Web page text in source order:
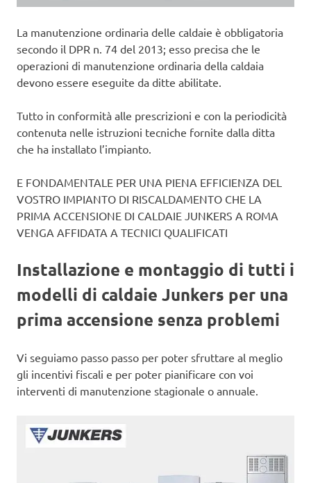
La manutenzione ordinaria delle caldaie è obbligatoria
secondo il DPR n. 74 del 2013; esso precisa che le
operazioni di manutenzione ordinaria della caldaia
devono essere eseguite da ditte abilitate.
Tutto in conformità alle prescrizioni e con la periodicità
contenuta nelle istruzioni tecniche fornite dalla ditta
che ha installato l’impianto.
E FONDAMENTALE PER UNA PIENA EFFICIENZA DEL
VOSTRO IMPIANTO DI RISCALDAMENTO CHE LA
PRIMA ACCENSIONE DI CALDAIE JUNKERS A ROMA
VENGA AFFIDATA A TECNICI QUALIFICATI
Installazione e montaggio di tutti i
modelli di caldaie Junkers per una
prima accensione senza problemi
Vi seguiamo passo passo per poter sfruttare al meglio
gli incentivi fiscali e per poter pianificare con voi
interventi di manutenzione stagionale o annuale.